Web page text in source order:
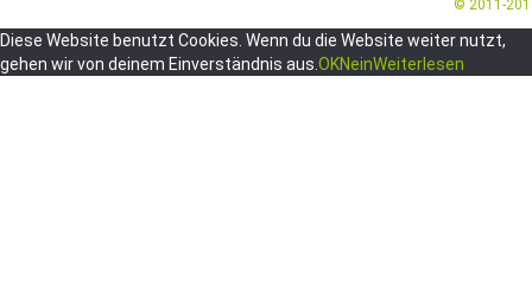
© 2011-
Diese Website benutzt Cookies. Wenn du die Website weiter nutzt,
gehen wir von deinem Einverständnis aus. OKNeinWeiterlesen